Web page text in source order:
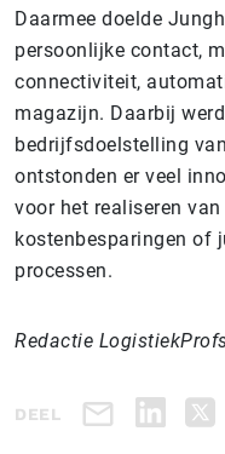
Daarmee doelde
persoonlijke contact,
connectiviteit,
magazijn. Daarbij
bedrijfsdoelstelling
ontstonden er veel
voor het realiseren
kostenbesparingen of
processen.
Redactie
DEEL